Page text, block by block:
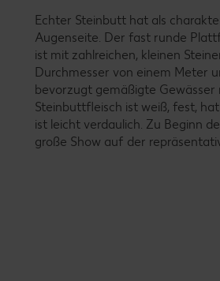
Echter Steinbutt hat als
Augenseite. Der fast runde
ist mit zahlreichen, kleinen
Durchmesser von einem Meter
bevorzugt gemäßigte Gewässer
Steinbuttfleisch ist weiß, fest,
ist leicht verdaulich. Zu Beginn
große Show auf der